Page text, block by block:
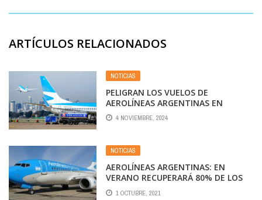
ARTÍCULOS RELACIONADOS
NOTICIAS
PELIGRAN LOS VUELOS DE
AEROLÍNEAS ARGENTINAS EN
DICIEMBRE
4 NOVIEMBRE, 2024
NOTICIAS
AEROLÍNEAS ARGENTINAS: EN
VERANO RECUPERARÁ 80% DE LOS
PASAJEROS
1 OCTUBRE, 2021